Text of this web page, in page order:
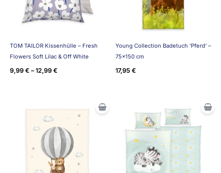
TOM TAILOR Kissenhülle – Fresh
Flowers Soft Lilac & Off White
9,99 € –12,99 €
Young Collection Badetuch ‘Pferd’ –
75×150 cm
17,95 €